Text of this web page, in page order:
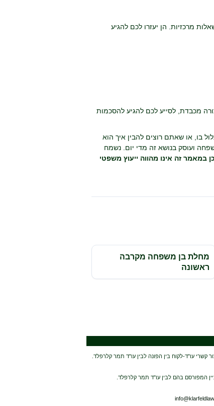
מרכזיות. הן יעזרו לכם להגיע
מכבדת, לסייע לכם להגיע להסכמות
בו, או שאתם רוצים להבין איך הוא
ועוסק בנושא זה מדי יום. נשמח
במאמר זה אינו מהווה ייעוץ משפטי
מחלת בן משפחה מקרבה
ראשונה
עו"ד-לקוח בין הפונה לבין עו"ד תמר קלרפלד.
המפורסם בהם לבין עו"ד תמר קלרפלד.